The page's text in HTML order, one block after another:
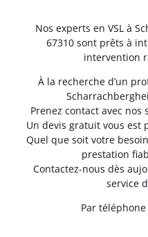
Nos experts en VSL à
67310 sont prêts à
intervention
À la recherche d’un
Prenez contact avec
Un devis gratuit vous est
Quel que soit votre
prestation
Contactez-nous dès
service
Par téléphone